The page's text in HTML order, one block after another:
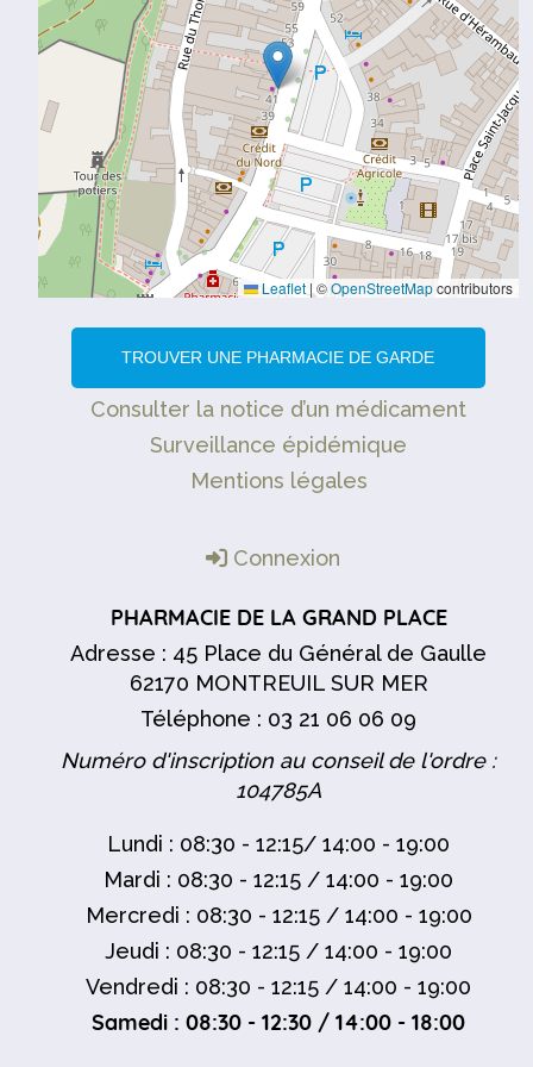
Leaflet | ©OpenStreetMapcontributors
TROUVER UNE PHARMACIE DE GARDE
Consulter la notice d’un médicament
Surveillance épidémique
Mentions légales
Connexion
PHARMACIE DE LA GRAND PLACE
Adresse : 45 Place du Général de Gaulle
62170 MONTREUIL SUR MER
Téléphone : 03 21 06 06 09
Numéro d'inscription au conseil de l'ordre :
104785A
Lundi : 08:30 - 12:15/ 14:00 - 19:00
Mardi : 08:30 - 12:15 / 14:00 - 19:00
Mercredi : 08:30 - 12:15 / 14:00 - 19:00
Jeudi : 08:30 - 12:15 / 14:00 - 19:00
Vendredi : 08:30 - 12:15 / 14:00 - 19:00
Samedi : 08:30 - 12:30 / 14:00 - 18:00